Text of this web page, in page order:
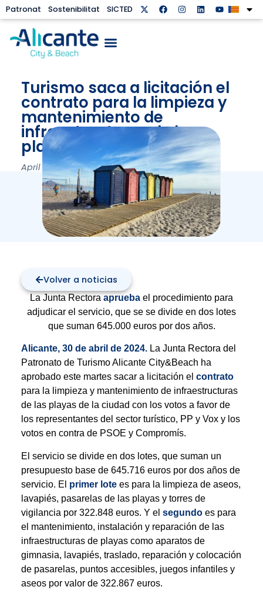
Patronat Sostenibilitat SICTED
Turismo saca a licitación el
contrato para la limpieza y
mantenimiento de
infraestructuras de las
playas
April 30, 2024
Volver a noticias
La Junta Rectoraaprueba el procedimiento para
adjudicar el servicio, que se se divide en dos lotes
que suman 645.000 euros por dos años.
Alicante, 30 de abril de 2024. La Junta Rectora del
Patronato de Turismo Alicante City&Beach ha
aprobado este martes sacar a licitación el contrato
para la limpieza y mantenimiento de infraestructuras
de las playas de la ciudad con los votos a favor de
los representantes del sector turístico, PP y Vox y los
votos en contra de PSOE y Compromís.
El servicio se divide en dos lotes, que suman un
presupuesto base de 645.716 euros por dos años de
servicio. El primer lotees para la limpieza de aseos,
lavapiés, pasarelas de las playas y torres de
vigilancia por 322.848 euros. Y el segundoes para
el mantenimiento, instalación y reparación de las
infraestructuras de playas como aparatos de
gimnasia, lavapiés, traslado, reparación y colocación
de pasarelas, puntos accesibles, juegos infantiles y
aseos por valor de 322.867 euros.